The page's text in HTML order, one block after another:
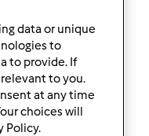
data or unique
to
to provide. If
to you.
at any time
choices will
Policy.